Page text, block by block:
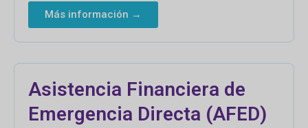
Más información →
Asistencia Financiera de
Emergencia Directa (AFED)